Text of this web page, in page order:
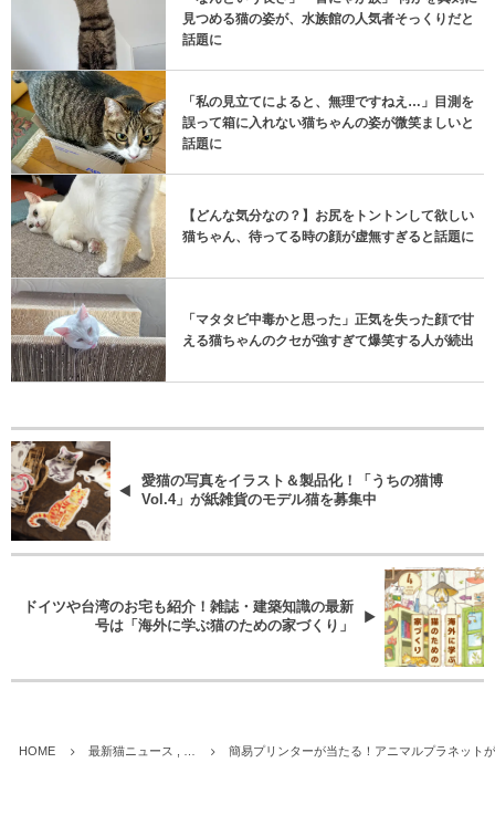
見つめる猫の姿が、水族館の人気者そっくりだと
話題に
「私の見立てによると、無理ですねえ…」目測を
誤って箱に入れない猫ちゃんの姿が微笑ましいと
話題に
【どんな気分なの？】お尻をトントンして欲しい
猫ちゃん、待ってる時の顔が虚無すぎると話題に
「マタタビ中毒かと思った」正気を失った顔で甘
える猫ちゃんのクセが強すぎて爆笑する人が続出
愛猫の写真をイラスト＆製品化！「うちの猫博
Vol.4」が紙雑貨のモデル猫を募集中
ドイツや台湾のお宅も紹介！雑誌・建築知識の最新
号は「海外に学ぶ猫のための家づくり」
HOME 最新猫ニュース , … 簡易プリンターが当たる！アニマルプラネット